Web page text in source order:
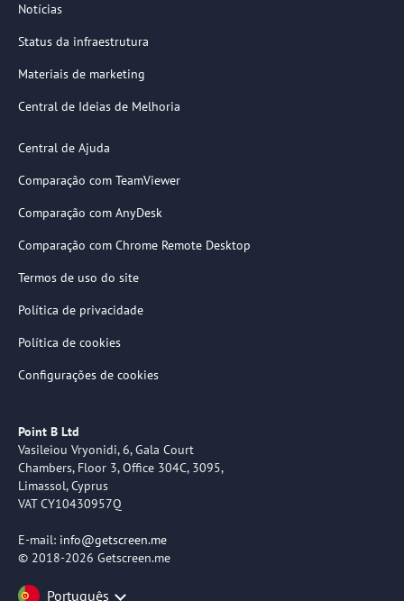
Notícias
Status da infraestrutura
Materiais de marketing
Central de Ideias de Melhoria
Central de Ajuda
Comparação com TeamViewer
Comparação com AnyDesk
Comparação com Chrome Remote Desktop
Termos de uso do site
Política de privacidade
Política de cookies
Configurações de cookies
Point B Ltd
Vasileiou Vryonidi, 6, Gala Court
Chambers, Floor 3, Office 304C, 3095,
Limassol, Cyprus
VAT CY10430957Q
E-mail: info@getscreen.me
© 2018-2026 Getscreen.me
Português